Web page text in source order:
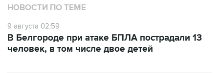
НОВОСТИ ПО ТЕМЕ
9 августа 02:59
В Белгороде при атаке БПЛА пострадали 13
человек, в том числе двое детей